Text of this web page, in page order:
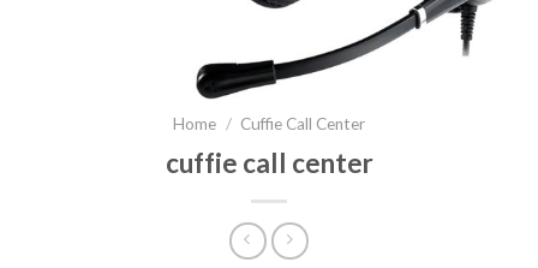
Home / Cuffie Call Center
cuffie call center